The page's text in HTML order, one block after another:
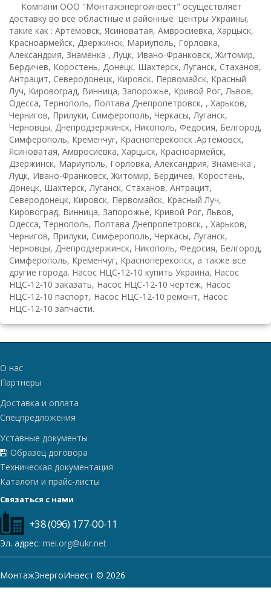
Компани ООО "Монтажэнергоинвест" осуществляет
доставку во все областные и районные центры Украины,
такие как : Артемовск, Ясиноватая, Амвросиевка, Харцыск,
Красноармейск, Дзержинск, Мариуполь, Горловка,
Александрия, Знаменка , Луцк, Ивано-Франковск, Житомир,
Бердичев, Коростень, Донецк, Шахтерск, Луганск, Стаханов,
Антрацит, Северодонецк, Кировск, Первомайск, Красный
Луч, Кировоград, Винница, Запорожье, Кривой Рог, Львов,
Одесса, Тернополь, Полтава Днепропетровск, , Харьков,
Чернигов, Прилуки, Симферополь, Черкасы, Луганск,
Черновцы, Днепродзержинск, Никополь, Федосия, Белгород,
Симферополь, Кременчуг, Красноперекопск .Артемовск,
Ясиноватая, Амвросиевка, Харцыск, Красноармейск,
Дзержинск, Мариуполь, Горловка, Александрия, Знаменка ,
Луцк, Ивано-Франковск, Житомир, Бердичев, Коростень,
Донецк, Шахтерск, Луганск, Стаханов, Антрацит,
Северодонецк, Кировск, Первомайск, Красный Луч,
Кировоград, Винница, Запорожье, Кривой Рог, Львов,
Одесса, Тернополь, Полтава Днепропетровск, , Харьков,
Чернигов, Прилуки, Симферополь, Черкасы, Луганск,
Черновцы, Днепродзержинск, Никополь, Федосия, Белгород,
Симферополь, Кременчуг, Красноперекопск, а также все
другие города. Насос НЦС-12-10 купить Украина, Насос
НЦС-12-10 заказать, Насос НЦС-12-10 чертеж, Насос
НЦС-12-10 паспорт, Насос НЦС-12-10 ремонт, Насос
НЦС-12-10 запчасти.
О нас
Партнеры
Доставка и оплата
Спецпредложения
Уставные документы
Образец договора
Техническая документация
Каталоги и прайс-листы
Связаться с нами
+38 (096) 177-00-11
Эл. адрес: mei.org@ukr.net
МонтажЭнергоИнвест © 2026